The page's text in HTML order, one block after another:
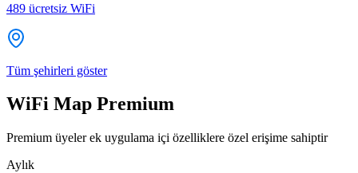
489 ücretsiz WiFi
Tüm şehirleri göster
WiFi Map Premium
Premium üyeler ek uygulama içi özelliklere özel erişime sahiptir
Aylık